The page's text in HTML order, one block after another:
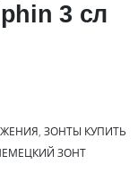
3 сл
, ЗОНТЫ КУПИТЬ
ЗОНТ